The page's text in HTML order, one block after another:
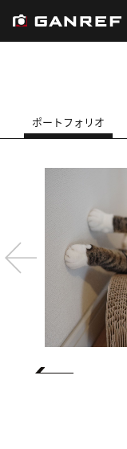
ポートフォリオ